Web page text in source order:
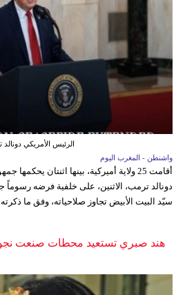
الرئيس الأمريكي
واشنطن - المغرب اليوم
أقامت 25 ولاية أميركية، بينها اثنتان
سيّد البيت الأبيض تجاوز صلاحياته، وفق ما
هند صبري تستعيد محطات صنعت